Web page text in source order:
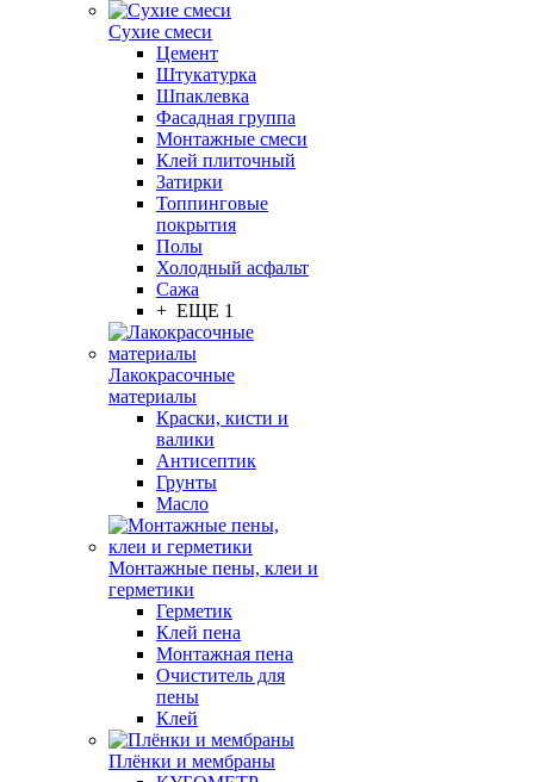
Сухие смеси
Цемент
Штукатурка
Шпаклевка
Фасадная группа
Монтажные смеси
Клей плиточный
Затирки
Топпинговые
покрытия
Полы
Холодный асфальт
Сажа
+ ЕЩЕ 1
Лакокрасочные
материалы
Краски, кисти и
валики
Антисептик
Грунты
Масло
Монтажные пены, клеи и
герметики
Герметик
Клей пена
Монтажная пена
Очиститель для
пены
Клей
Плёнки и мембраны